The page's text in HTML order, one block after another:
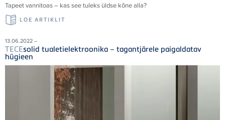
Tapeet vannitoas – kas see tuleks üldse kõne alla?
LOE ARTIKLIT
13.06.2022 –
TECEsolid tualetielektroonika – tagantjärele paigaldatav
hügieen